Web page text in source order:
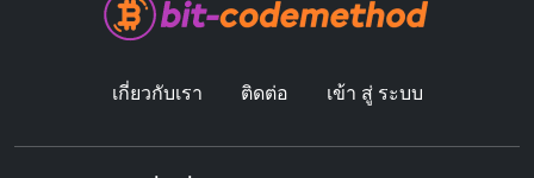
เกี่ยวกับเรา ติดต่อ เข้า สู่ ระบบ